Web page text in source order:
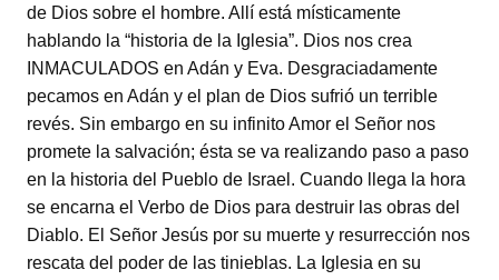
de Dios sobre el hombre. Allí está místicamente
hablando la “historia de la Iglesia”. Dios nos crea
INMACULADOS en Adán y Eva. Desgraciadamente
pecamos en Adán y el plan de Dios sufrió un terrible
revés. Sin embargo en su infinito Amor el Señor nos
promete la salvación; ésta se va realizando paso a paso
en la historia del Pueblo de Israel. Cuando llega la hora
se encarna el Verbo de Dios para destruir las obras del
Diablo. El Señor Jesús por su muerte y resurrección nos
rescata del poder de las tinieblas. La Iglesia en su